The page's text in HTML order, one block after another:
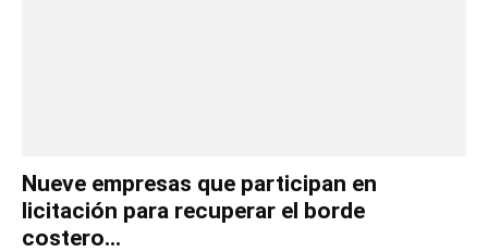
Nueve empresas que participan en
licitación para recuperar el borde
costero...